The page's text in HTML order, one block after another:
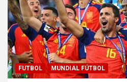
FUTBOL MUNDIAL FÚTBOL